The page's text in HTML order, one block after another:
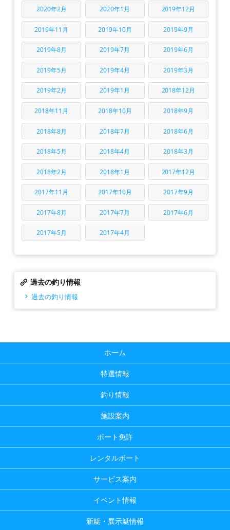
2020年2月 2020年1月 2019年12月
2019年11月 2019年10月 2019年9月
2019年8月 2019年7月 2019年6月
2019年5月 2019年4月 2019年3月
2019年2月 2019年1月 2018年12月
2018年11月 2018年10月 2018年9月
2018年8月 2018年7月 2018年6月
2018年5月 2018年4月 2018年3月
2018年2月 2018年1月 2017年12月
2017年11月 2017年10月 2017年9月
2017年8月 2017年7月 2017年6月
2017年5月 2017年4月
過去の釣り情報
過去の釣り情報
ホーム
特選情報
釣り情報
施設案内
ボート免許
レンタルボート
サービス案内
イベント情報
新艇・展示艇情報